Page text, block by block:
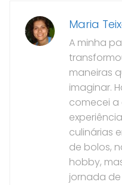
Maria
A minha
maneiras
imaginar.
comecei a
culinárias
de bolos,
hobby,
jornada